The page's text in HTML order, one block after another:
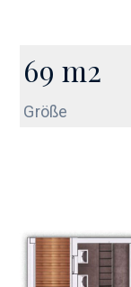
69 m2
Größe